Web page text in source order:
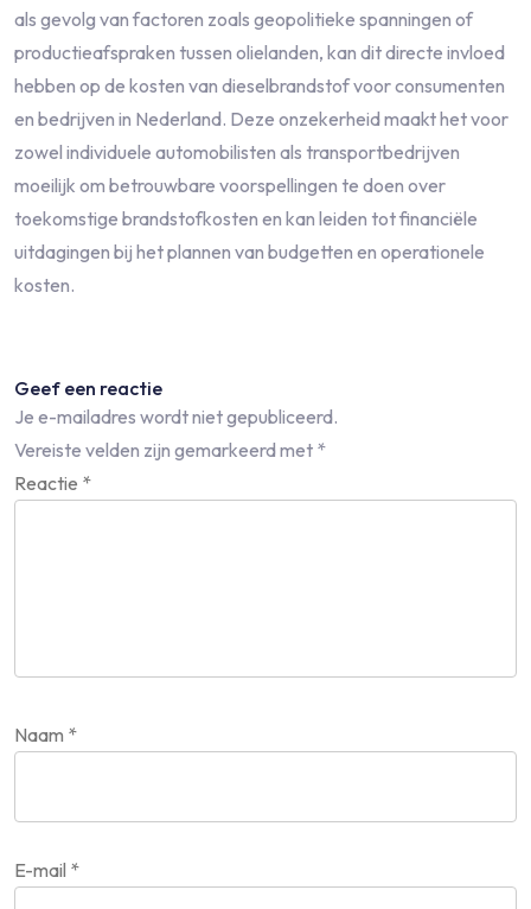
als gevolg van factoren zoals geopolitieke spanningen of
productieafspraken tussen olielanden, kan dit directe invloed
hebben op de kosten van dieselbrandstof voor consumenten
en bedrijven in Nederland. Deze onzekerheid maakt het voor
zowel individuele automobilisten als transportbedrijven
moeilijk om betrouwbare voorspellingen te doen over
toekomstige brandstofkosten en kan leiden tot financiële
uitdagingen bij het plannen van budgetten en operationele
kosten.
Geef een reactie
Je e-mailadres wordt niet gepubliceerd.
Vereiste velden zijn gemarkeerd met *
Reactie *
Naam *
E-mail *